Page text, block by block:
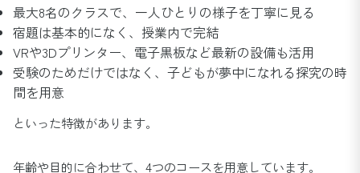
最大8名のクラスで、一人ひとりの様子を丁寧に見る
宿題は基本的になく、授業内で完結
VRや3Dプリンター、電子黒板など最新の設備も活用
受験のためだけではなく、子どもが夢中になれる探究の時
間を用意
といった特徴があります。
年齢や目的に合わせて、4つのコースを用意しています。